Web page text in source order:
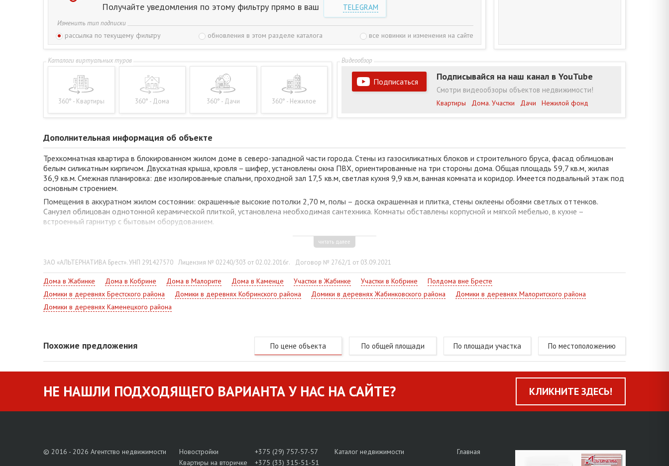
Получайте уведомления по этому фильтру прямо в ваш
TELEGRAM
Изменить тип подписки
рассылка по текущему фильтру обновления в этом разделе каталога все новинки и изменения на сайте
360° - Квартиры 360° - Дома 360° - Дачи 360° - Нежилое
Подписаться Подписывайся на наш канал в YouTube
Смотри видеообзоры объектов недвижимости!
Квартиры Дома. Участки Дачи Нежилой фонд
Дополнительная информация об объекте
Трехкомнатная квартира в блокированном жилом доме в северо-западной части города. Стены из газосиликатных блоков и строительного бруса, фасад облицован
белым силикатным кирпичом. Двускатная крыша, кровля – шифер, установлены окна ПВХ, ориентированные на три стороны дома. Общая площадь 59,7 кв.м, жилая
36,9 кв.м. Смежная планировка: две изолированные спальни, проходной зал 17,5 кв.м, светлая кухня 9,9 кв.м, ванная комната и коридор. Имеется подвальный этаж под
основным строением.
Помещения в аккуратном жилом состоянии: окрашенные высокие потолки 2,70 м, полы – доска окрашенная и плитка, стены оклеены обоями светлых оттенков.
Санузел облицован однотонной керамической плиткой, установлена необходимая сантехника. Комнаты обставлены корпусной и мягкой мебелью, в кухне –
встроенный гарнитур с бытовым оборудованием.
Коммуникации: электричество, газ (отопление - газовый котел Viessmann), водоснабжение, канализация, - централизованные. Телефонизация, интернет.
Земельный участок площадью 0,0183 га, на огороженной территории есть сарай и теплица. Асфальтированные подъездные пути. Поблизости развитая социальная и
транспортная инфраструктура: школа, детский сад, аптека, автобусные остановки, ж/д вокзал.
Рассматриваются любые предложения, в том числе обмен на квартиру в Бресте. Свяжитесь со специалистом!
читать далее
ЗАО «АЛЬТЕРНАТИВА Брест». УНП 291427570 Лицензия № 02240/303 от 02.02.2016г. Договор № 2762/1 от 03.09.2021
Дома в Жабинке Дома в Кобрине Дома в Малорите Дома в Каменце Участки в Жабинке Участки в Кобрине
Полдома вне Бресте
Домики в деревнях Брестского района
Домики в деревнях Кобринского района Домики в деревнях Жабинковского района
Домики в деревнях Малоритского района
Домики в деревнях Каменецкого района
Похожие предложения По цене объекта По общей площади По площади участка По местоположению
НЕ НАШЛИ ПОДХОДЯЩЕГО ВАРИАНТА У НАС НА САЙТЕ? КЛИКНИТЕ ЗДЕСЬ!
© 2016 - 2026 Агентство недвижимости Новостройки
+375 (29) 757-57-57
Квартиры на вторичке
+375 (33) 315-51-51
Каталог недвижимости Главная